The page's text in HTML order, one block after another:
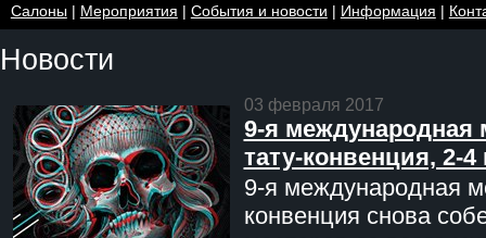
Салоны| Мероприятия | События и новости | Информация |
Новости
03 февраля 2017
9-я международная
тату-конвенция, 2-
9-я международная
конвенция снова